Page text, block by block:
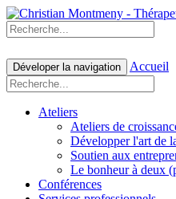
Déveloper la navigation Accueil
Ateliers
Ateliers de
Développer l'art de
Soutien aux
Le bonheur à deux
Conférences